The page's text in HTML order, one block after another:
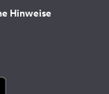
Hinweise